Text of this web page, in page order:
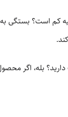
کم است؟ بستگی